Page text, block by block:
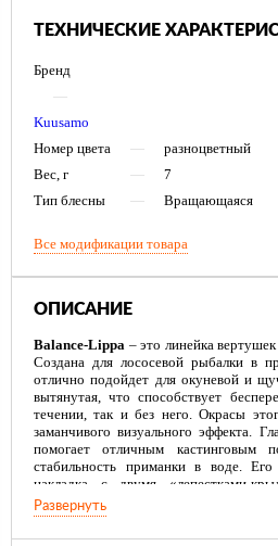
ТЕХНИЧЕСКИЕ
Бренд
—
Kuusamo
Номер цвета
—
разноцветный
Вес, г
—
7
Тип блесны
— Вращающаяся
Все модификации товара
ОПИСАНИЕ
Balance-Lippa – это линейка
Создана для лососевой рыбалки в
отлично подойдет для окуневой и
вытянутая, что способствует
течении, так и без него. Окрасы
заманчивого визуального эффекта.
помогает отличным кастинговым
стабильность приманки в воде. Его
накладка с двумя «лепестками-
оригинальному шумовому эффекту
колебаниям этих деталей,
большее сходство с живым кормовым
Развернуть